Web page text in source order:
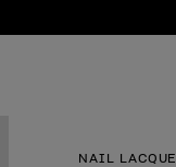
NAIL